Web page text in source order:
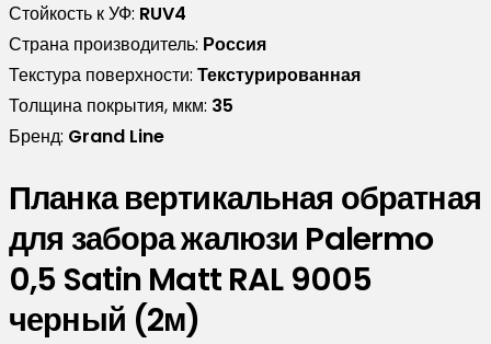
Стойкость к УФ: RUV4
Страна производитель: Россия
Текстура поверхности: Текстурированная
Толщина покрытия, мкм: 35
Бренд: Grand Line
Планка вертикальная обратная
для забора жалюзи Palermo
0,5 Satin Matt RAL 9005
черный (2м)